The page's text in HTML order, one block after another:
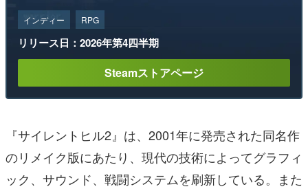
インディー RPG
リリース日：2026年第4四半期
Steamストアページ
『サイレントヒル2』は、2001年に発売された同名作
のリメイク版にあたり、現代の技術によってグラフィ
ック、サウンド、戦闘システムを刷新している。また